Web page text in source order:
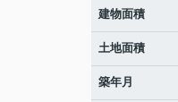
建物面積
土地面積
築年月